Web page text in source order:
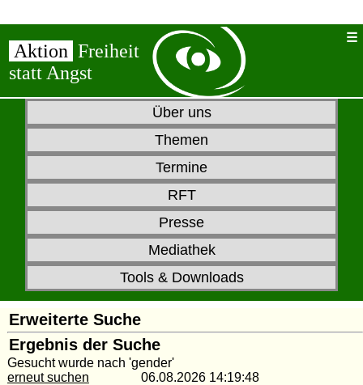
Aktion Freiheit
statt Angst
Über uns
Themen
Termine
RFT
Presse
Mediathek
Tools & Downloads
Erweiterte Suche
Ergebnis der Suche
Gesucht wurde nach 'gender'
erneut suchen 06.08.2026 14:19:48